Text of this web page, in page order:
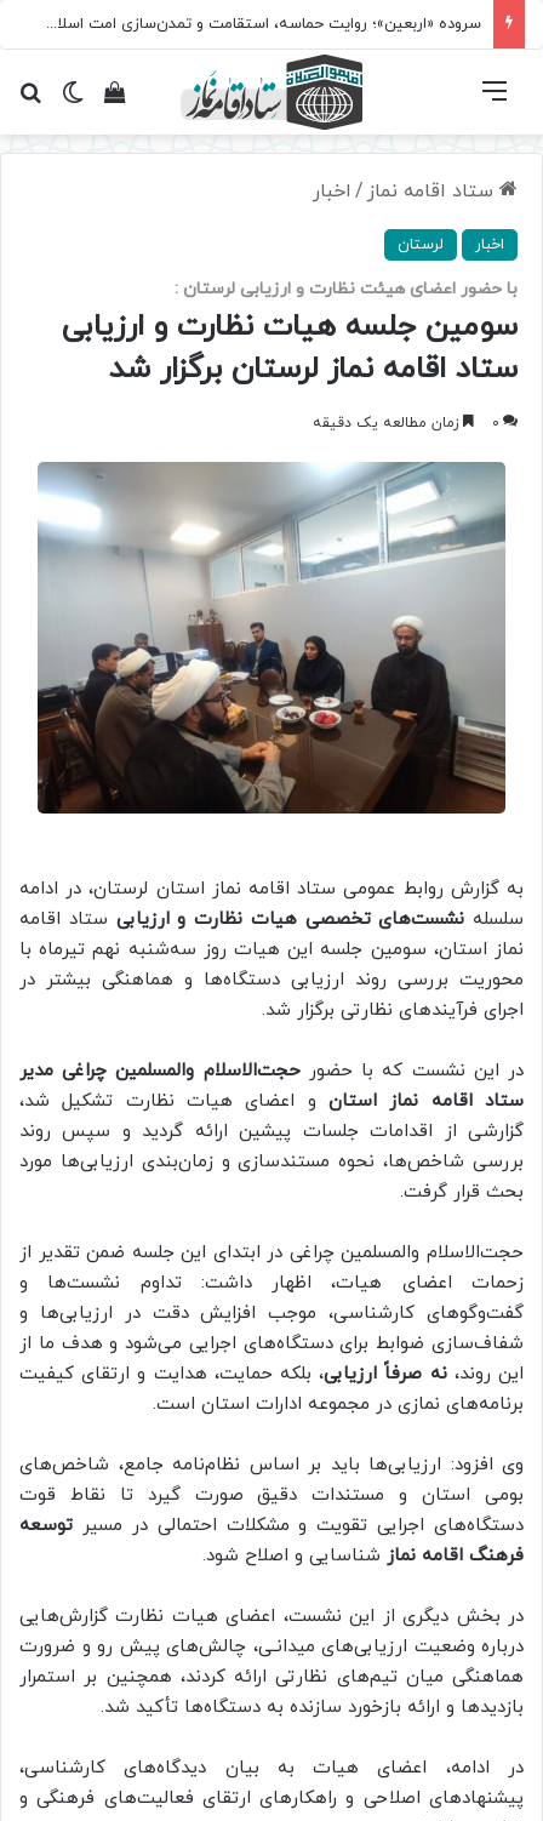
سروده‌ «اربعین»؛ روایت حماسه، استقامت و تمدن‌سازی امت اسلامی
تغییرمشاهده فهرست
ستاد اقامه نماز / اخبار
اخبار لرستان
با حضور اعضای هیئت نظارت و ارزیابی لرستان :
سومین جلسه هیات نظارت و ارزیابی
ستاد اقامه نماز لرستان برگزار شد
0 زمان مطالعه یک دقیقه
به گزارش روابط عمومی ستاد اقامه نماز استان لرستان، در ادامه
سلسله نشست‌های تخصصی هیات نظارت و ارزیابی ستاد اقامه
نماز استان، سومین جلسه این هیات روز سه‌شنبه نهم تیرماه با
محوریت بررسی روند ارزیابی دستگاه‌ها و هماهنگی بیشتر در
اجرای فرآیندهای نظارتی برگزار شد.
در این نشست که با حضورحجت‌الاسلام والمسلمین چراغی مدیر
ستاد اقامه نماز استان و اعضای هیات نظارت تشکیل شد،
گزارشی از اقدامات جلسات پیشین ارائه گردید و سپس روند
بررسی شاخص‌ها، نحوه مستندسازی و زمان‌بندی ارزیابی‌ها مورد
بحث قرار گرفت.
حجت‌الاسلام والمسلمین چراغی در ابتدای این جلسه ضمن تقدیر از
زحمات اعضای هیات، اظهار داشت: تداوم نشست‌ها و
گفت‌وگوهای کارشناسی، موجب افزایش دقت در ارزیابی‌ها و
شفاف‌سازی ضوابط برای دستگاه‌های اجرایی می‌شود و هدف ما از
این روند،نه صرفاً ارزیابی، بلکه حمایت، هدایت و ارتقای کیفیت
برنامه‌های نمازی در مجموعه ادارات استان است.
وی افزود: ارزیابی‌ها باید بر اساس نظام‌نامه جامع، شاخص‌های
بومی استان و مستندات دقیق صورت گیرد تا نقاط قوت
دستگاه‌های اجرایی تقویت و مشکلات احتمالی در مسیر توسعه
فرهنگ اقامه نماز شناسایی و اصلاح شود.
در بخش دیگری از این نشست، اعضای هیات نظارت گزارش‌هایی
درباره وضعیت ارزیابی‌های میدانـی، چالش‌های پیش رو و ضرورت
هماهنگی میان تیم‌های نظارتی ارائه کردند، همچنین بر استمرار
بازدیدها و ارائه بازخورد سازنده به دستگاه‌ها تأکید شد.
در ادامه، اعضای هیات به بیان دیدگاه‌های کارشناسی،
پیشنهادهای اصلاحی و راهکارهای ارتقای فعالیت‌های فرهنگی و